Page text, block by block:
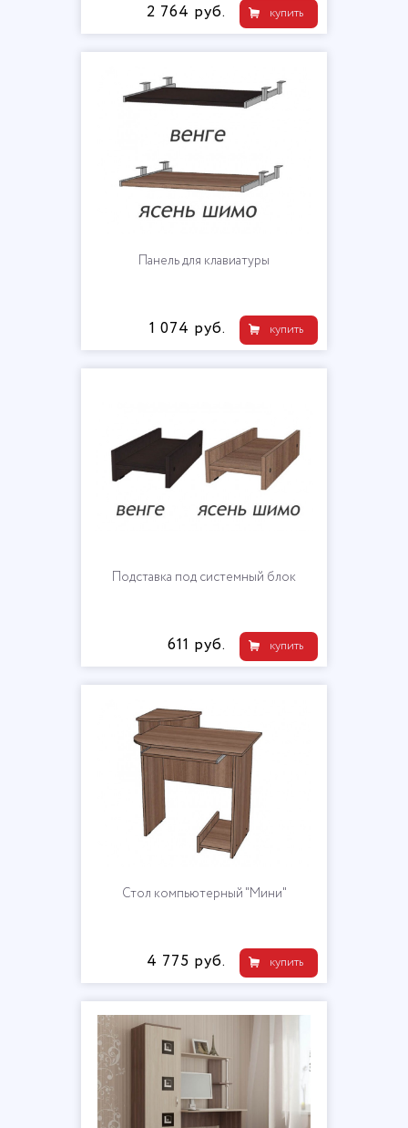
купить
2 764 руб.
Панель для клавиатуры
купить
1 074 руб.
Подставка под системный блок
купить
611 руб.
Стол компьютерный "Мини"
купить
4 775 руб.